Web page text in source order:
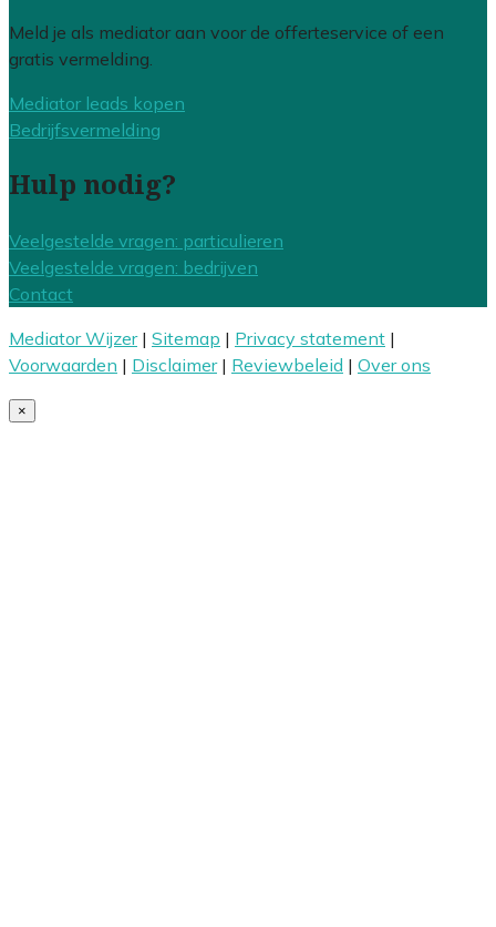
Meld je als mediator aan voor de offerteservice of een
gratis vermelding.
Mediator leads kopen
Bedrijfsvermelding
Hulp nodig?
Veelgestelde vragen: particulieren
Veelgestelde vragen: bedrijven
Contact
Mediator Wijzer| Sitemap | Privacy statement |
Voorwaarden | Disclaimer| Reviewbeleid | Over ons
×